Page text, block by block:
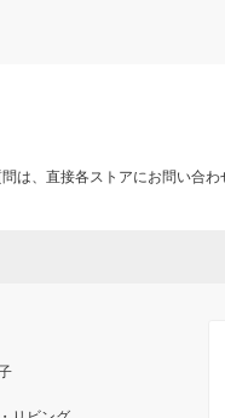
は、直接各ストアにお問い合わ